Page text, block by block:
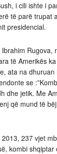
i cili ishte i
të parë trupat
presidencial.
Rugova,
të Amerikës
ata na dhuruan
se
dhe jetik. Me
që mund të
237 vjet
kombi shqiptar